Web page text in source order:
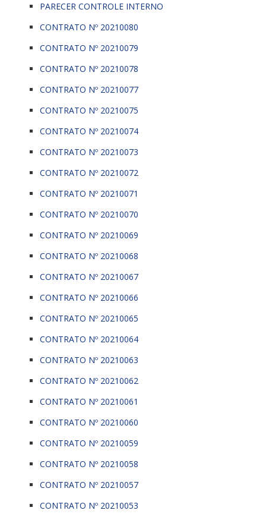
PARECER CONTROLE INTERNO
CONTRATO Nº 20210080
CONTRATO Nº 20210079
CONTRATO Nº 20210078
CONTRATO Nº 20210077
CONTRATO Nº 20210075
CONTRATO Nº 20210074
CONTRATO Nº 20210073
CONTRATO Nº 20210072
CONTRATO Nº 20210071
CONTRATO Nº 20210070
CONTRATO Nº 20210069
CONTRATO Nº 20210068
CONTRATO Nº 20210067
CONTRATO Nº 20210066
CONTRATO Nº 20210065
CONTRATO Nº 20210064
CONTRATO Nº 20210063
CONTRATO Nº 20210062
CONTRATO Nº 20210061
CONTRATO Nº 20210060
CONTRATO Nº 20210059
CONTRATO Nº 20210058
CONTRATO Nº 20210057
CONTRATO Nº 20210053